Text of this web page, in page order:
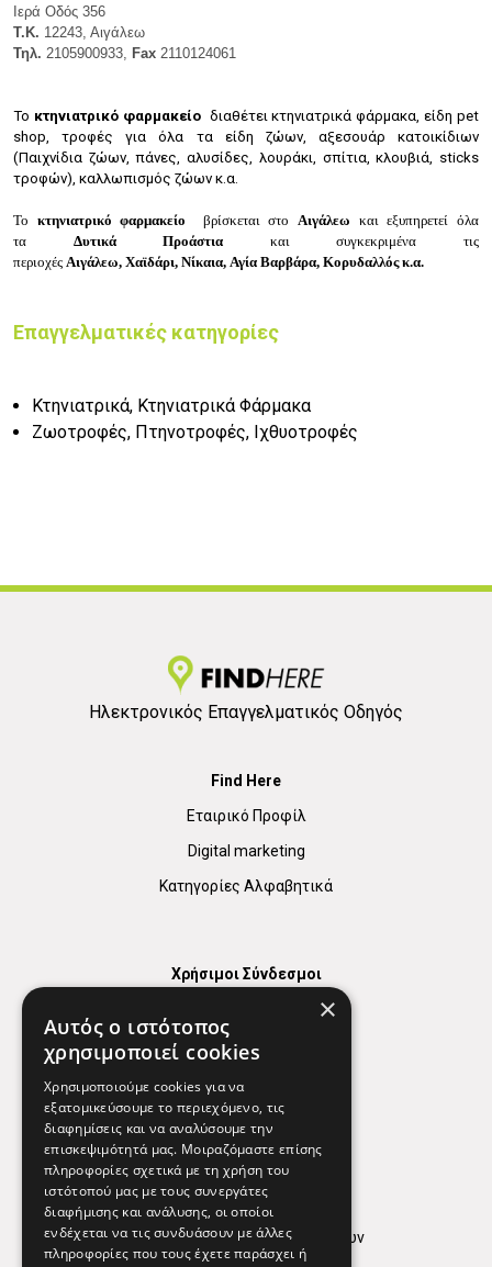
Ιερά Οδός 356
Τ.Κ. 12243, Αιγάλεω
Τηλ. 2105900933, Fax 2110124061
Το κτηνιατρικό φαρμακείο διαθέτει κτηνιατρικά φάρμακα, είδη pet
shop, τροφές για όλα τα είδη ζώων, αξεσουάρ κατοικίδιων
(Παιχνίδια ζώων, πάνες, αλυσίδες, λουράκι, σπίτια, κλουβιά, sticks
τροφών), καλλωπισμός ζώων κ.α.
Το κτηνιατρικό φαρμακείο βρίσκεται στοΑιγάλεω και εξυπηρετεί όλα
τα Δυτικά Προάστια και συγκεκριμένα τις
περιοχές Αιγάλεω, Χαϊδάρι, Νίκαια, Αγία Βαρβάρα, Κορυδαλλός κ.α.
Επαγγελματικές κατηγορίες
Κτηνιατρικά, Κτηνιατρικά Φάρμακα
Ζωοτροφές, Πτηνοτροφές, Ιχθυοτροφές
Ηλεκτρονικός Επαγγελματικός Οδηγός
Find Here
Εταιρικό Προφίλ
Digital marketing
Κατηγορίες Αλφαβητικά
Χρήσιμοι Σύνδεσμοι
Χρήσιμα Τηλέφωνα
Εφημερεύοντα Φαρμακεία
Απόρρητο
Όροι Χρήσης
Πολιτική προστασίας δεδομένων
×
Αυτός ο ιστότοπος
χρησιμοποιεί cookies
Χρησιμοποιούμε cookies για να
εξατομικεύσουμε το περιεχόμενο, τις
διαφημίσεις και να αναλύσουμε την
επισκεψιμότητά μας. Μοιραζόμαστε επίσης
πληροφορίες σχετικά με τη χρήση του
ιστότοπού μας με τους συνεργάτες
διαφήμισης και ανάλυσης, οι οποίοι
ενδέχεται να τις συνδυάσουν με άλλες
πληροφορίες που τους έχετε παράσχει ή